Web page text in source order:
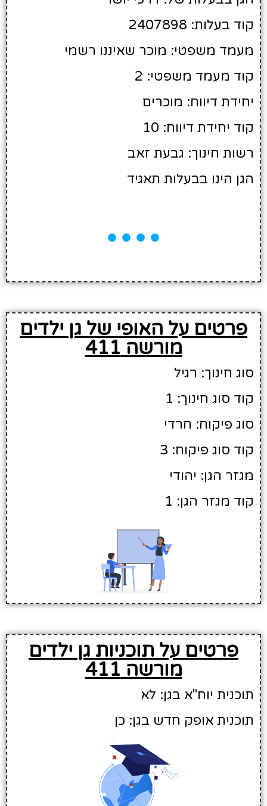
קוד בעלות: 2407898
מעמד משפטי: מוכר שאיננו רשמי
קוד מעמד משפטי: 2
יחידת דיווח: מוכרים
קוד יחידת דיווח: 10
רשות חינוך: גבעת זאב
הגן הינו בבעלות תאגיד
פרטים על האופי של גן ילדים
מורשה 411
סוג חינוך: רגיל
קוד סוג חינוך: 1
סוג פיקוח: חרדי
קוד סוג פיקוח: 3
מגזר הגן: יהודי
קוד מגזר הגן: 1
פרטים על תוכניות גן ילדים
מורשה 411
תוכנית יוח"א בגן: לא
תוכנית אופק חדש בגן: כן